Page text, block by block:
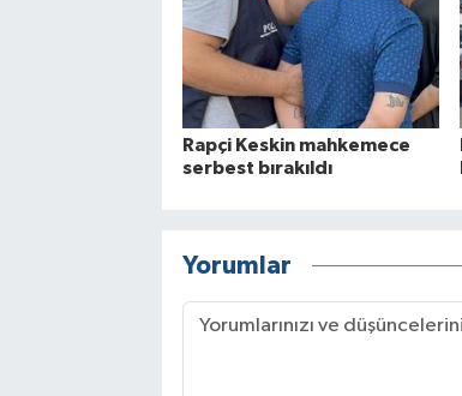
Rapçi Keskin mahkemece
serbest bırakıldı
Yorumlar